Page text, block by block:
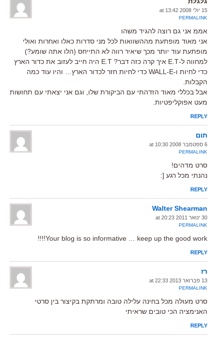
15 יולי 2008 at 13:42
PERMALINK
אממ אני גם רוצה להגיד משהו
אני מאוד מופתעת מההשוואות לכל מני סדרות כאלו ואחרות ואולי
מופתעת עוד יותר מכך שיאיר רווה לא התייחס (הלו אתה שומע?)
למחווה ל-E.T איך קרה כזה דבר? E.T היה חייב לעזוב את כדור הארץ
כדי לחיות ו-WALL-E כדי לחיות חזר לכדור הארץ… והיו עוד כמה
הקבלות.
אבל בכללי מאוד הזדהתי עם הביקורת שלו, וגם אני יצאתי עם תחושות
מעט אפוקליפטיות.
REPLY
תום
6 ספטמבר 2008 at 10:30
PERMALINK
סרט מדהים!
נהנתי מכל רגע [:
REPLY
Walter Shearman
30 ינואר 2011 at 20:23
PERMALINK
Your blog is so informative … keep up the good work!!!!
REPLY
רז
13 פברואר 2013 at 22:33
PERMALINK
סרט מעולה מכל בחינה עלילה טובה ומרתקת בקיצור בין סרטי
האנימציה הכי טובים שראיתי
REPLY